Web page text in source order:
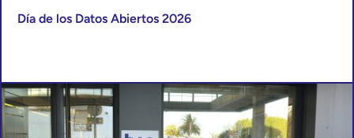
Día de los Datos Abiertos 2026